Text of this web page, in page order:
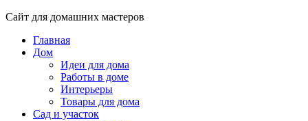
Сайт для домашних мастеров
Главная
Дом
Идеи для дома
Работы в доме
Интерьеры
Товары для дома
Сад и участок